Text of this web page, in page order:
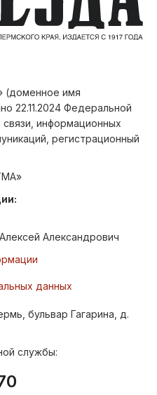
(доменное имя
22.11.2024 Федеральной
информационных
регистрационный
Александрович
данных
бульвар Гагарина, д.
службы: